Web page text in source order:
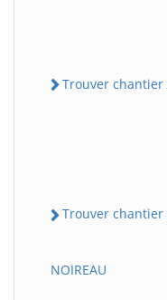
Trouver chantier
Trouver chantier
NOIREAU